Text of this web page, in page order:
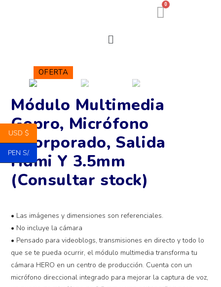
0
OFERTA
Módulo Multimedia
Gopro, Micrófono
Incorporado, Salida
Hdmi Y 3.5mm
(Consultar stock)
• Las imágenes y dimensiones son referenciales.
• No incluye la cámara
• Pensado para videoblogs, transmisiones en directo y todo lo
que se te pueda ocurrir, el módulo multimedia transforma tu
cámara HERO en un centro de producción. Cuenta con un
micrófono direccional integrado para mejorar la captura de voz,
USD $
PEN S/.